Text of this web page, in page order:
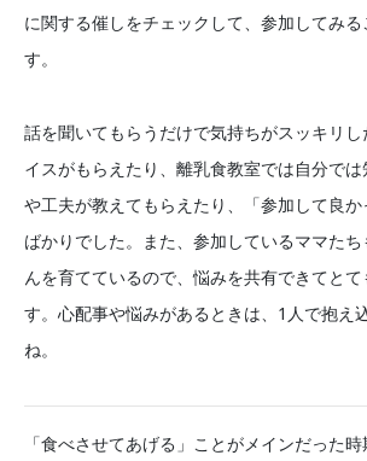
に関する催しをチェックして、参加してみ
す。
話を聞いてもらうだけで気持ちがスッキリ
イスがもらえたり、離乳食教室では自分で
や工夫が教えてもらえたり、「参加して良
ばかりでした。また、参加しているママた
んを育てているので、悩みを共有できてと
す。心配事や悩みがあるときは、1人で抱え
ね。
「食べさせてあげる」ことがメインだった